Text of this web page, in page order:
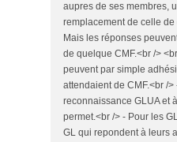
aupres de ses membres,
remplacement de celle
Mais les réponses
de quelque CMF.<br />
peuvent par simple
attendaient de CMF.<br /
reconnaissance GLUA et
permet.<br /> - Pour les
GL qui repondent à leurs